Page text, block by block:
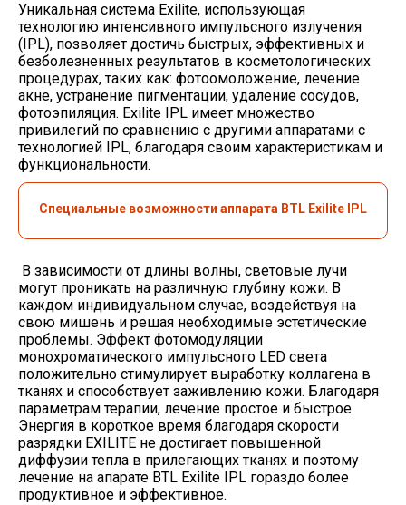
Уникальная система Exilite, использующая
технологию интенсивного импульсного излучения
(IPL), позволяет достичь быстрых, эффективных и
безболезненных результатов в косметологических
процедурах, таких как: фотоомоложение, лечение
акне, устранение пигментации, удаление сосудов,
фотоэпиляция. Exilite IPL имеет множество
привилегий по сравнению с другими аппаратами с
технологией IPL, благодаря своим характеристикам и
функциональности.
Специальные возможности аппарата BTL Exilite IPL
В зависимости от длины волны, световые лучи
могут проникать на различную глубину кожи. В
каждом индивидуальном случае, воздействуя на
свою мишень и решая необходимые эстетические
проблемы. Эффект фотомодуляции
монохроматического импульсного LED света
положительно стимулирует выработку коллагена в
тканях и способствует заживлению кожи. Благодаря
параметрам терапии, лечение простое и быстрое.
Энергия в короткое время благодаря скорости
разрядки EXILITE не достигает повышенной
диффузии тепла в прилегающих тканях и поэтому
лечение на апарате BTL Exilite IPL гораздо более
продуктивное и эффективное.